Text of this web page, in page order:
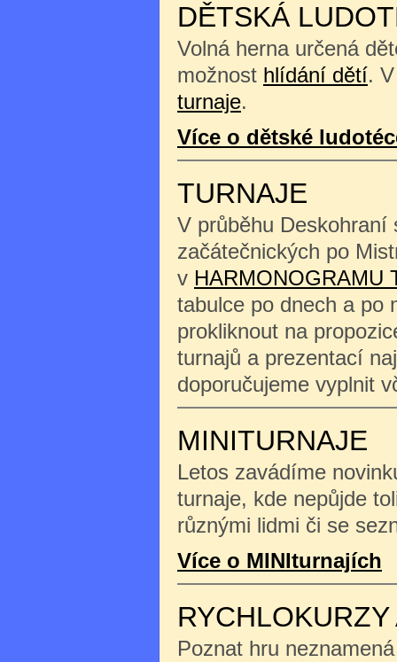
DĚTSKÁ
Volná herna určená
možnost hlídání dětí.
turnaje.
Více o dětské
TURNAJE
V průběhu Deskohraní
začátečnických po
v HARMONOGRAMU
tabulce po dnech a po
prokliknout na
turnajů a prezentací
doporučujeme vyplnit
MINITURNAJE
Letos zavádíme
turnaje, kde nepůjde
různými lidmi či se
Více o MINIturnajích
Poznat hru